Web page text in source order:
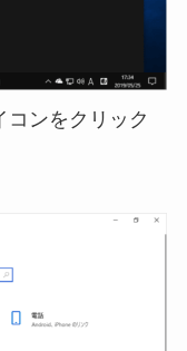
コンをクリック